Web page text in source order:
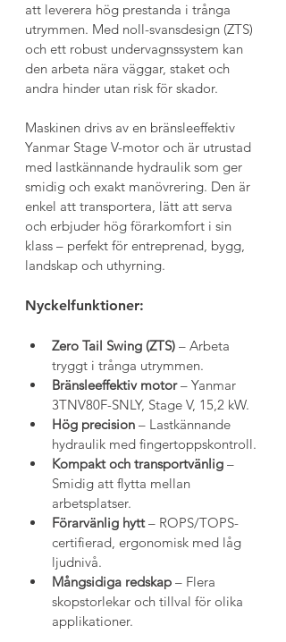
att leverera hög prestanda i trånga
utrymmen. Med noll-svansdesign (ZTS)
och ett robust undervagnssystem kan
den arbeta nära väggar, staket och
andra hinder utan risk för skador.
Maskinen drivs av en bränsleeffektiv
Yanmar Stage V-motor och är utrustad
med lastkännande hydraulik som ger
smidig och exakt manövrering. Den är
enkel att transportera, lätt att serva
och erbjuder hög förarkomfort i sin
klass – perfekt för entreprenad, bygg,
landskap och uthyrning.
Nyckelfunktioner:
Zero Tail Swing (ZTS) – Arbeta
tryggt i trånga utrymmen.
Bränsleeffektiv motor – Yanmar
3TNV80F-SNLY, Stage V, 15,2 kW.
Hög precision – Lastkännande
hydraulik med fingertoppskontroll.
Kompakt och transportvänlig –
Smidig att flytta mellan
arbetsplatser.
Förarvänlig hytt – ROPS/TOPS-
certifierad, ergonomisk med låg
ljudnivå.
Mångsidiga redskap – Flera
skopstorlekar och tillval för olika
applikationer.